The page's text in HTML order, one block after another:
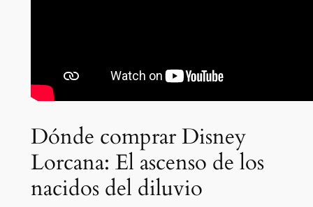
Dónde comprar Disney
Lorcana: El ascenso de los
nacidos del diluvio